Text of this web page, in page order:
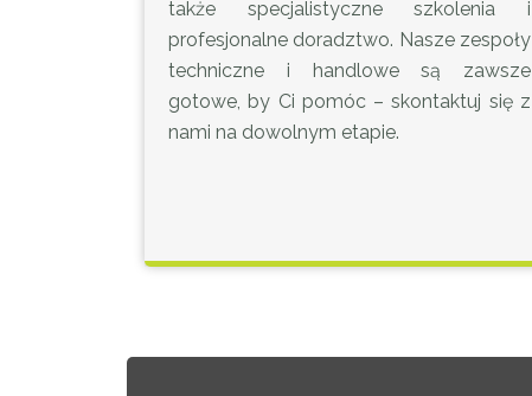
także specjalistyczne szkolenia i
profesjonalne doradztwo. Nasze zespoły
techniczne i handlowe są zawsze
gotowe, by Ci pomóc – skontaktuj się z
nami na dowolnym etapie.